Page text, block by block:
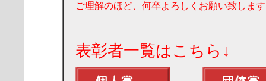
ご理解のほど、何卒よろしくお願い致しま
表彰者一覧はこち